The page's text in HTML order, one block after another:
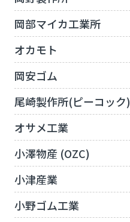
岡部マイカ工業所
オカモト
岡安ゴム
尾崎製作所(ピーコック)
オサメ工業
小澤物産 (OZC)
小津産業
小野ゴム工業